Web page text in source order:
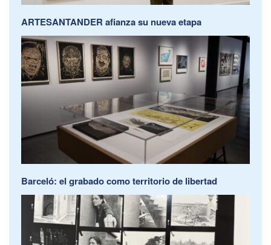
ARTESANTANDER afianza su nueva etapa
Barceló: el grabado como territorio de libertad